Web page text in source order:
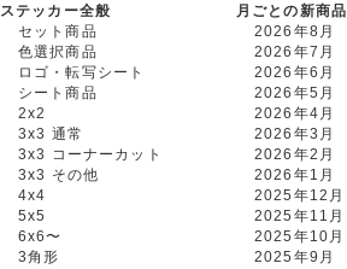
ステッカー全般
セット商品
色選択商品
ロゴ・転写シート
シート商品
2x2
3x3 通常
3x3 コーナーカット
3x3 その他
4x4
5x5
6x6〜
3角形
月ごとの新商品
2026年8月
2026年7月
2026年6月
2026年5月
2026年4月
2026年3月
2026年2月
2026年1月
2025年12月
2025年11月
2025年10月
2025年9月